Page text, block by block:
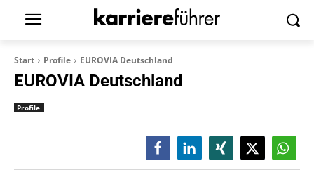
Start Profile EUROVIA Deutschland
EUROVIA Deutschland
Profile